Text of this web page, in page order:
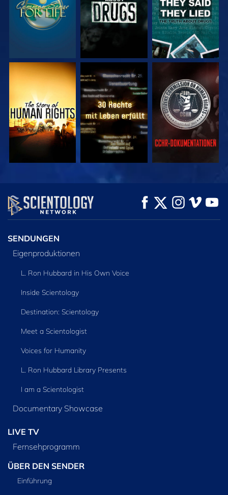
ANSEHEN ANSEHEN ANSEHEN
ANSEHEN
SERIE
ENTDECKEN
SENDUNGEN
Eigenproduktionen
L. Ron Hubbard in His Own Voice
Inside Scientology
Destination: Scientology
Meet a Scientologist
Voices for Humanity
L. Ron Hubbard Library Presents
I am a Scientologist
Documentary Showcase
LIVE TV
Fernsehprogramm
ÜBER DEN SENDER
Einführung